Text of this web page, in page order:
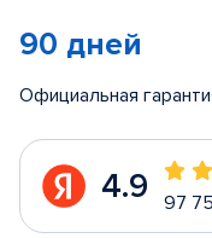
90 дней
Официальная
4.9 97